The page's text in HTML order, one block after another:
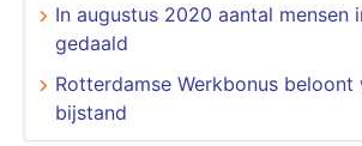
In augustus 2020 aantal mensen
gedaald
Rotterdamse Werkbonus beloont
bijstand